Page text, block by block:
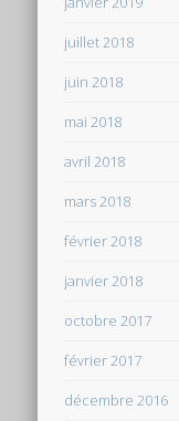
juillet 2018
juin 2018
mai 2018
avril 2018
mars 2018
février 2018
janvier 2018
octobre 2017
février 2017
décembre 2016